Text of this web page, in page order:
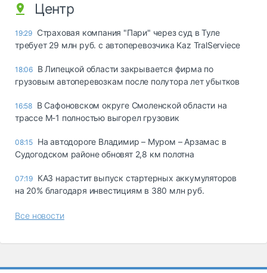
Центр
19:29 Страховая компания "Пари" через суд в Туле
требует 29 млн руб. с автоперевозчика Kaz TralServiece
18:06 В Липецкой области закрывается фирма по
грузовым автоперевозкам после полутора лет убытков
16:58 В Сафоновском округе Смоленской области на
трассе М-1 полностью выгорел грузовик
08:15 На автодороге Владимир – Муром – Арзамас в
Судогодском районе обновят 2,8 км полотна
07:19 КАЗ нарастит выпуск стартерных аккумуляторов
на 20% благодаря инвестициям в 380 млн руб.
Все новости